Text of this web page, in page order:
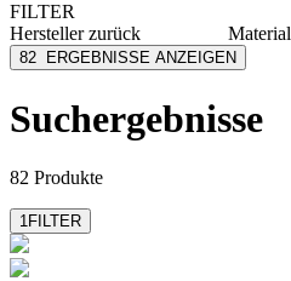
FILTER
Herstellerzurück
Bacher+Demmler
Duni Table Top
Jeka
mehr anzeigen
Material
82 ERGEBNISSE ANZEIGEN
Suchergebnisse
82 Produkte
1FILTER